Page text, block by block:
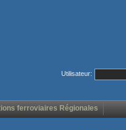
Utilisateur:
ferroviaires Régionales